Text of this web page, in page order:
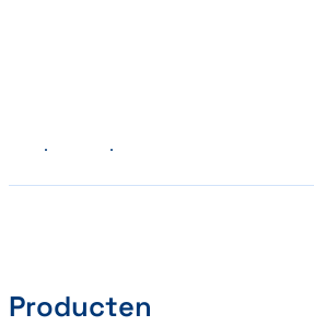
Producten